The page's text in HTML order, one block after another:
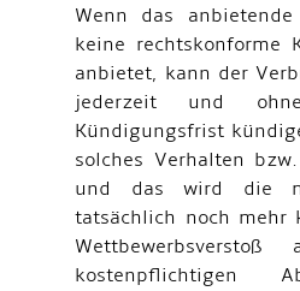
Wenn das
keine rechtskonforme
anbietet, kann der
jederzeit und
Kündigungsfrist
solches Verhalten
und das wird die
tatsächlich noch mehr
kostenpflichtigen